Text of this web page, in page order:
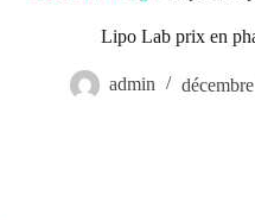
Lipo Lab prix en
admin